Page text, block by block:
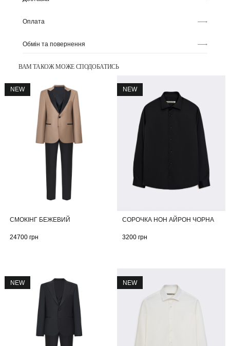
Оплата
Обмін та повернення
ВАМ ТАКОЖ МОЖЕ СПОДОБАТИСЬ
СМОКІНГ БЕЖЕВИЙ
24700 грн
NEW
СОРОЧКА НОН АЙРОН ЧОРНА
3200 грн
NEW
NEW NEW